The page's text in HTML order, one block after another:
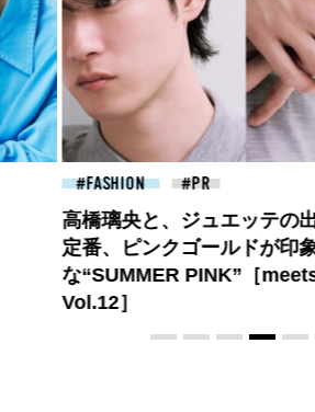
FASHION
【PRADA × NI-
る、ニューモード